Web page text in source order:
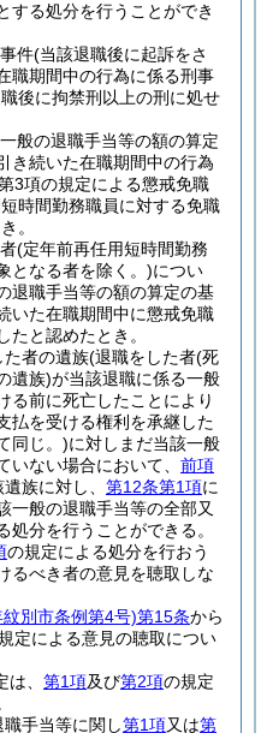
する処分を行うことができ
件(当該退職後に起訴をさ
職期間中の行為に係る刑事
後に拘禁刑以上の刑に処せ
般の退職手当等の額の算定
き続いた在職期間中の行為
3項の規定による懲戒免職
時間勤務職員に対する免職
。
(定年前再任用短時間勤務
となる者を除く。)につい
退職手当等の額の算定の基
いた在職期間中に懲戒免職
たと認めたとき。
た者の遺族(退職をした者(死
遺族)が当該退職に係る一般
る前に死亡したことにより
払を受ける権利を承継した
同じ。)に対しまだ当該一般
ない場合において、 前項
族に対し、 第12条第1項に
一般の退職手当等の全部又
分を行うことができる。
の規定による処分を行おう
るべき者の意見を聴取しな
別市条例第4号)第15条から
定による意見の聴取につい
は、 第1項及び第2項の規定
手当等に関し第1項又は第